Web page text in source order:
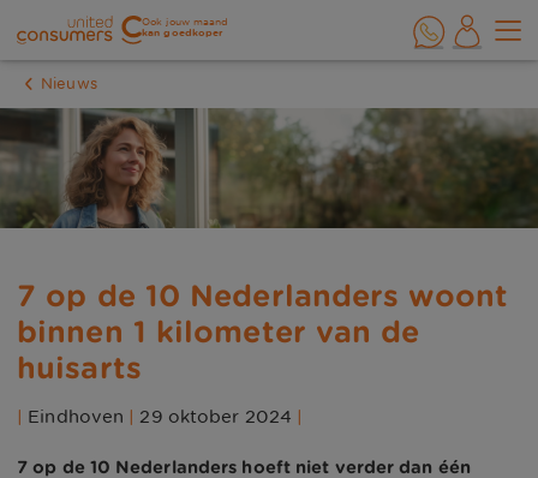
Ook jouw maand
kan goedkoper
Nieuws
7 op de 10 Nederlanders woont
binnen 1 kilometer van de
huisarts
| Eindhoven | 29 oktober 2024 |
7 op de 10 Nederlanders hoeft niet verder dan één